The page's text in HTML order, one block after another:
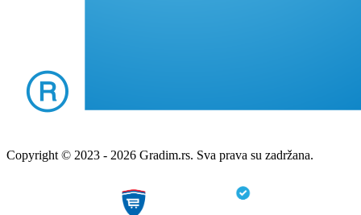
Copyright © 2023 - 2026 Gradim.rs. Sva prava su zadržana.